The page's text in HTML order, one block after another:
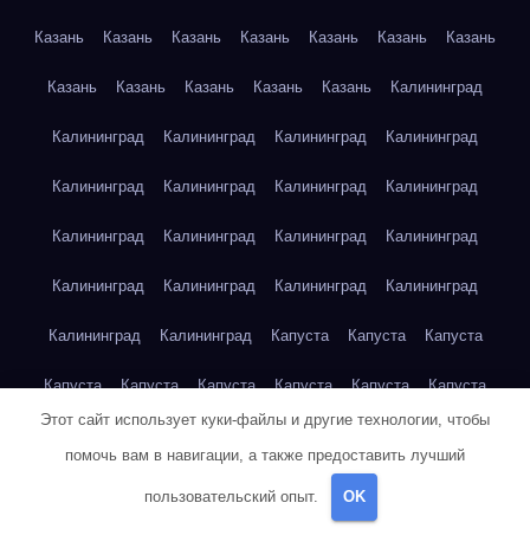
Казань Казань Казань Казань Казань Казань Казань
Казань Казань Казань Казань Казань Калининград
Калининград Калининград Калининград Калининград
Калининград Калининград Калининград Калининград
Калининград Калининград Калининград Калининград
Калининград Калининград Калининград Калининград
Калининград Калининград Капуста Капуста Капуста
Капуста Капуста Капуста Капуста Капуста Капуста
Этот сайт использует куки-файлы и другие технологии, чтобы
помочь вам в навигации, а также предоставить лучший
пользовательский опыт. OK